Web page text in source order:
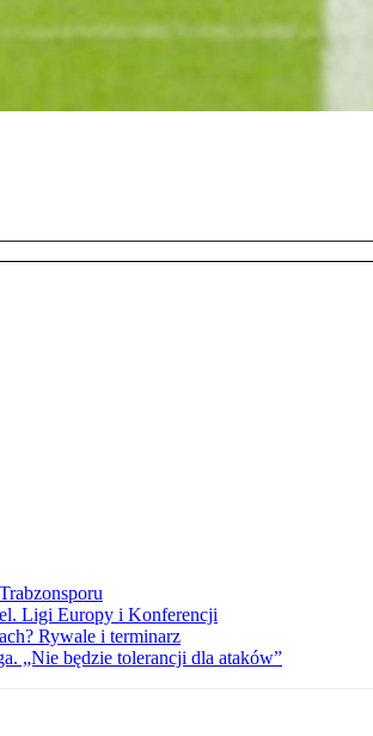
el. Ligi Europy i Konferencji
Rywale i terminarz
„Nie będzie tolerancji dla ataków”